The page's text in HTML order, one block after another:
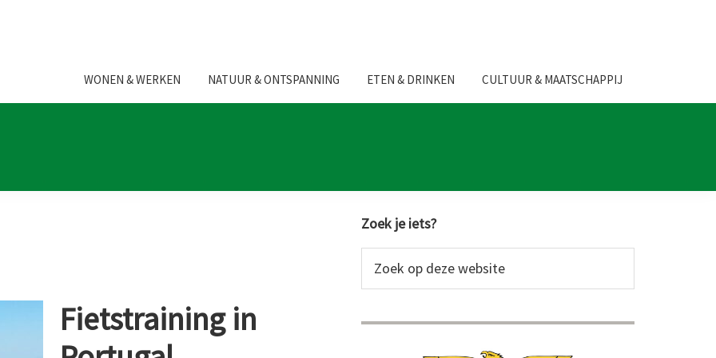
WONEN & WERKEN NATUUR & ONTSPANNING ETEN & DRINKEN CULTUUR & MAATSCHAPPIJ
Fietstraining in
Primaire
Sidebar
Zoek je iets?
op
website